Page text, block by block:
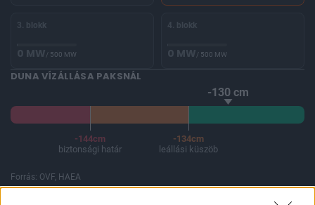
3. blokk
0 MW/ 500 MW
4. blokk
0 MW/ 500 MW
DUNA VÍZÁLLÁSA PAKSNÁL
-130 cm
-144cm
biztonsági határ
-134cm
leállási küszöb
Forrás: OVF, HAEA
A Paksi Atomerőmű összteljesítménye 226 MW. A Duna